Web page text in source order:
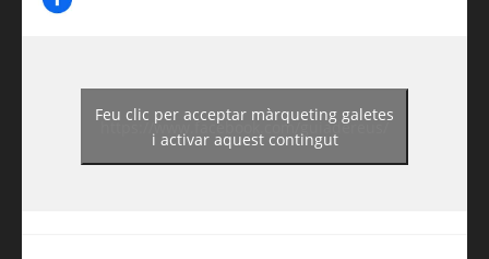
https://www.facebook.com/guiadereus/
Feu clic per acceptar màrqueting galetes
i activar aquest contingut